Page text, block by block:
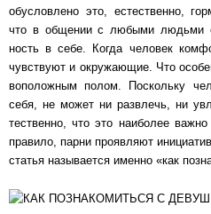
обус­лов­ле­но это, ес­тест­вен­но,
что в об­ще­нии с лю­бы­ми людьми
ность в себе. Когда человек
чув­с­т­ву­ют и ок­ру­жа­ю­щие. Что
во­по­лож­ным полом. Пос­коль­ку
себя, не может ни раз­влечь, ни
тест­вен­но, что это на­и­бо­лее
пра­ви­ло, парни про­яв­ля­ют
статья на­зы­ва­ет­ся именно «как